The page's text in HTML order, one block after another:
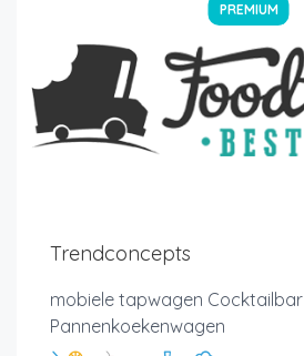
PREMIUM
Trendconcepts
mobiele tapwagen Cocktailbar
Pannenkoekenwagen